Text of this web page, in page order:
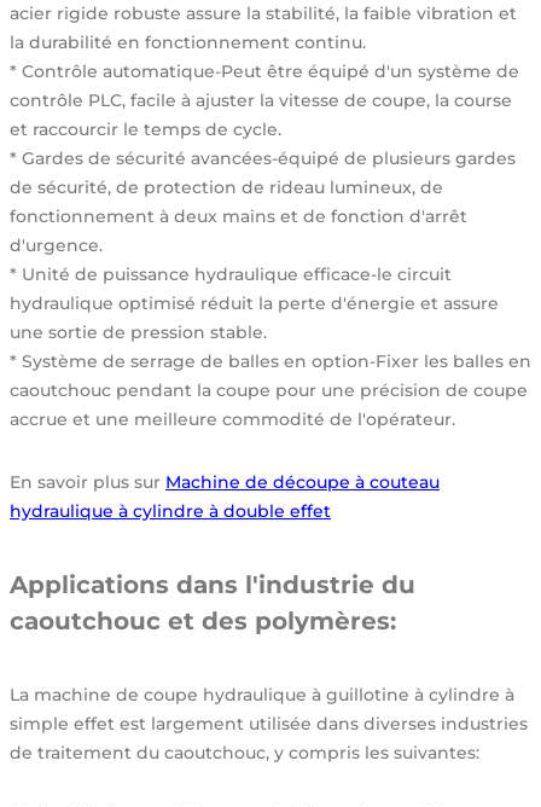
acier rigide robuste assure la stabilité, la faible vibration et
la durabilité en fonctionnement continu.
* Contrôle automatique-Peut être équipé d'un système de
contrôle PLC, facile à ajuster la vitesse de coupe, la course
et raccourcir le temps de cycle.
* Gardes de sécurité avancées-équipé de plusieurs gardes
de sécurité, de protection de rideau lumineux, de
fonctionnement à deux mains et de fonction d'arrêt
d'urgence.
* Unité de puissance hydraulique efficace-le circuit
hydraulique optimisé réduit la perte d'énergie et assure
une sortie de pression stable.
* Système de serrage de balles en option-Fixer les balles en
caoutchouc pendant la coupe pour une précision de coupe
accrue et une meilleure commodité de l'opérateur.
En savoir plus sur Machine de découpe à couteau
hydraulique à cylindre à double effet
Applications dans l'industrie du
caoutchouc et des polymères:
La machine de coupe hydraulique à guillotine à cylindre à
simple effet est largement utilisée dans diverses industries
de traitement du caoutchouc, y compris les suivantes: